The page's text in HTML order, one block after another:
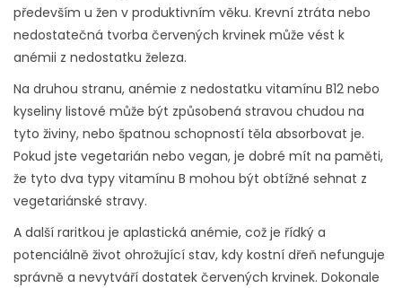
především u žen v produktivním věku. Krevní ztráta nebo
nedostatečná tvorba červených krvinek může vést k
anémii z nedostatku železa.
Na druhou stranu, anémie z nedostatku vitamínu B12 nebo
kyseliny listové může být způsobená stravou chudou na
tyto živiny, nebo špatnou schopností těla absorbovat je.
Pokud jste vegetarián nebo vegan, je dobré mít na paměti,
že tyto dva typy vitamínu B mohou být obtížné sehnat z
vegetariánské stravy.
A další raritkou je aplastická anémie, což je řídký a
potenciálně život ohrožující stav, kdy kostní dřeň nefunguje
správně a nevytváří dostatek červených krvinek. Dokonale